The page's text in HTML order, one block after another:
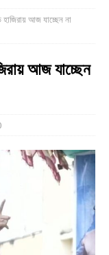
আজ যাচ্ছেন না
আজ যাচ্ছেন